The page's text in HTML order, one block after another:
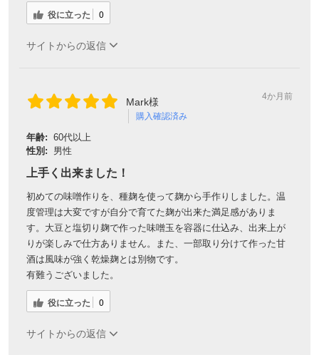
役に立った 0
サイトからの返信
Mark様
購入確認済み
4か月前
年齢: 60代以上
性別:
男性
上手く出来ました！
初めての味噌作りを、種麹を使って麹から手作りしました。温
度管理は大変ですが自分で育てた麹が出来た満足感がありま
す。大豆と塩切り麹で作った味噌玉を容器に仕込み、出来上が
りが楽しみで仕方ありません。また、一部取り分けて作った甘
酒は風味が強く乾燥麹とは別物です。
有難うございました。
役に立った 0
サイトからの返信